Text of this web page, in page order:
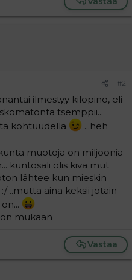
#2
ilmestyy kilopino, eli
tsemppii...
kohtuudella
...heh
muotoja on miljoonia
kuntosali olis kiva mut
lähtee kun mieskin
..mutta aina keksii jotain
mukaan
Vastaa